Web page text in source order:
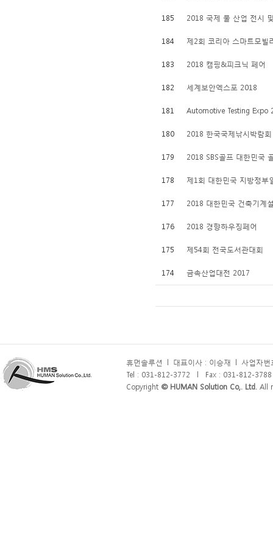
185 2018 국제 물 산업 전시
184 제2회 코리아 스마트모빌
183 2018 캠핑&피크닉 페어
182 세계보안엑스포 2018
181 Automotive Testing Expo
180 2018 한국국제낚시박람회
179 2018 SBS골프 대한민국
178 제1회 대한민국 지방정부
177 2018 대한민국 건축기계
176 2018 경향하우징페어
175 제54회 전국도서관대회
174 금속산업대전 2017
휴먼솔루션 대표이사 : 이승재
사업자
Tel : 031-812-3772
Fax : 031-812-3788
Copyright © HUMAN Solution Co,. Ltd. All